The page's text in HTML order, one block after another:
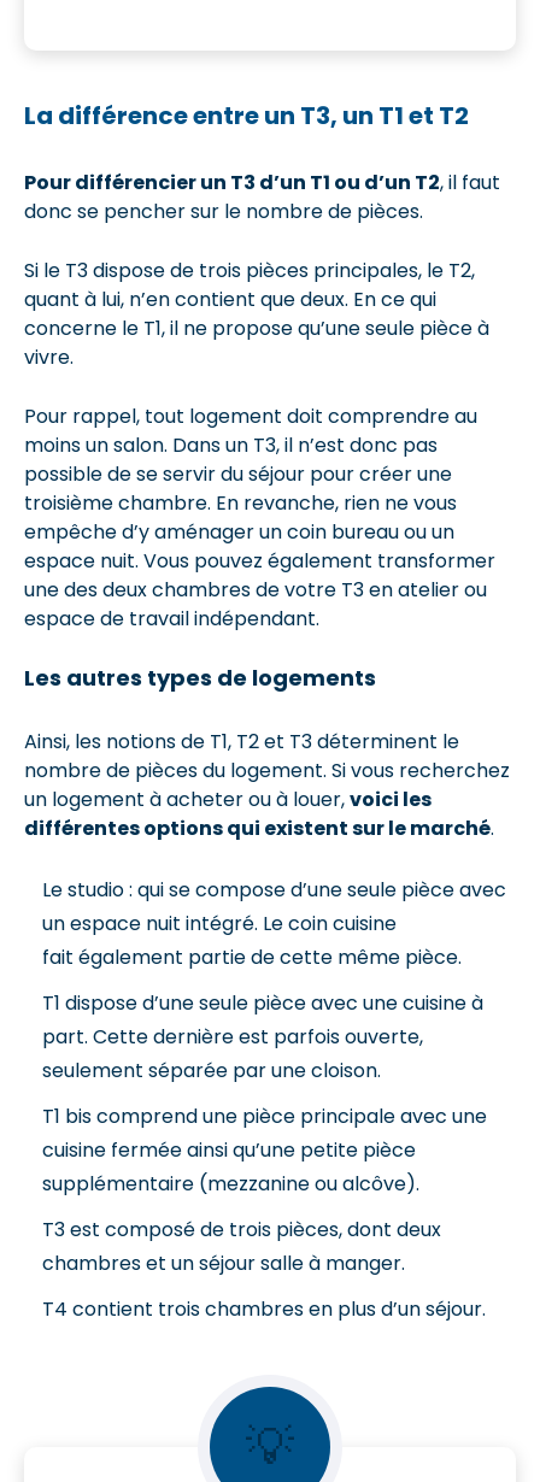
La différence entre un T3, un T1 et T2
Pour différencier un T3 d’un T1 ou d’un T2, il faut
donc se pencher sur le nombre de pièces.
Si le T3 dispose de trois pièces principales, le T2,
quant à lui, n’en contient que deux. En ce qui
concerne le T1, il ne propose qu’une seule pièce à
vivre.
Pour rappel, tout logement doit comprendre au
moins un salon. Dans un T3, il n’est donc pas
possible de se servir du séjour pour créer une
troisième chambre. En revanche, rien ne vous
empêche d’y aménager un coin bureau ou un
espace nuit. Vous pouvez également transformer
une des deux chambres de votre T3 en atelier ou
espace de travail indépendant.
Les autres types de logements
Ainsi, les notions de T1, T2 et T3 déterminent le
nombre de pièces du logement. Si vous recherchez
un logement à acheter ou à louer,voici les
différentes options qui existent sur le marché.
Le studio : qui se compose d’une seule pièce avec
un espace nuit intégré. Le coin cuisine
fait également partie de cette même pièce.
T1 dispose d’une seule pièce avec une cuisine à
part. Cette dernière est parfois ouverte,
seulement séparée par une cloison.
T1 bis comprend une pièce principale avec une
cuisine fermée ainsi qu’une petite pièce
supplémentaire (mezzanine ou alcôve).
T3 est composé de trois pièces, dont deux
chambres et un séjour salle à manger.
T4 contient trois chambres en plus d’un séjour.
💡